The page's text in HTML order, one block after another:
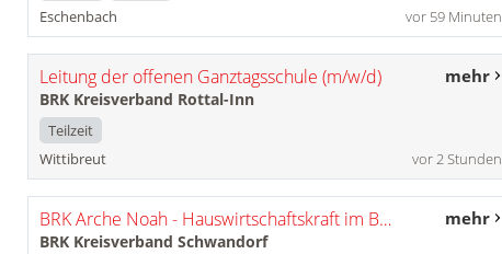
Eschenbach
vor 59 Minuten
Leitung der offenen Ganztagsschule (m/w/d)
BRK Kreisverband Rottal-Inn
Teilzeit
Wittibreut
mehr
vor 2 Stunden
BRK Arche Noah - Hauswirtschaftskraft im Bereich Reinigung (m/w/d)
BRK Kreisverband Schwandorf
mehr